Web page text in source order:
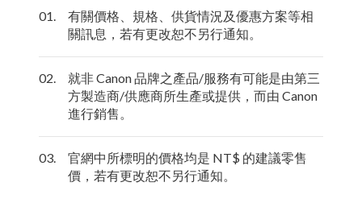
01.
有關價格、規格、供貨情況及優惠方案等相
關訊息，若有更改恕不另行通知。
02.
就非 Canon 品牌之產品/服務有可能是由第三
方製造商/供應商所生產或提供，而由 Canon
進行銷售。
03.
官網中所標明的價格均是 NT$ 的建議零售
價，若有更改恕不另行通知。